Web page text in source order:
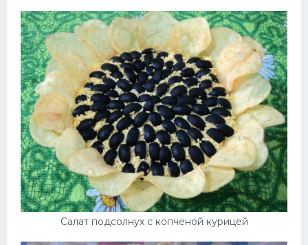
Салат подсолнух с копченой курицей